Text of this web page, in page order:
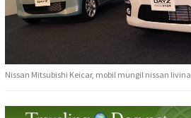
Nissan Mitsubishi Keicar, mobil mungil nissan livina